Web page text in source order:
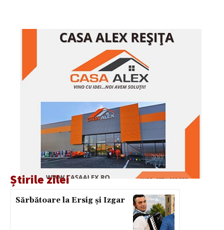
Știrile zilei
Sărbătoare la Ersig și Izgar